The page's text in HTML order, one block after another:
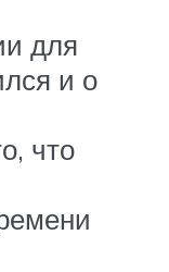
для
и о
что